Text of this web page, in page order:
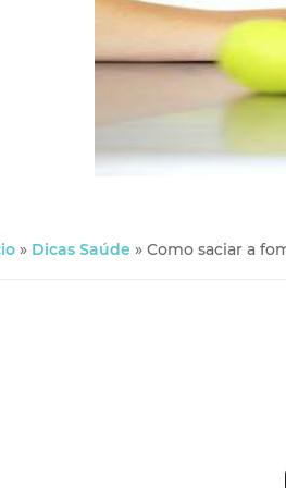
» Dicas Saúde » Como saciar a